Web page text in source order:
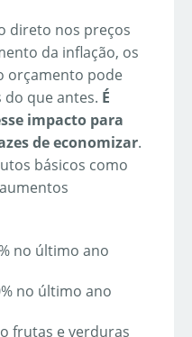
direto nos preços
da inflação, os
orçamento pode
que antes. É
impacto para
de economizar.
básicos como
no último ano
no último ano
frutas e verduras